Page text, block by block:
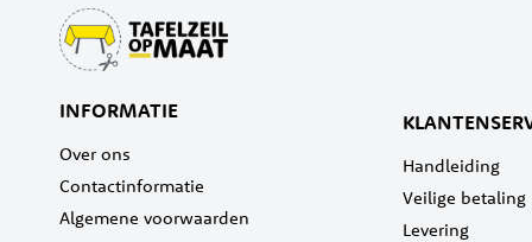
INFORMATIE
Over ons
Contactinformatie
Algemene voorwaarden
Handleiding
Veilige betaling
Levering